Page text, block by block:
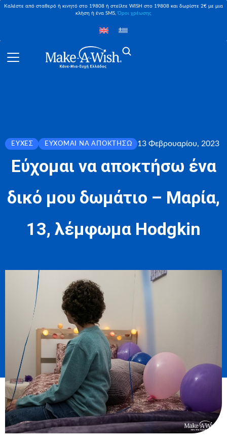
Καλέστε από σταθερό ή κινητό στο 19808 ή στείλτε WISH στο 19808 και δωρίστε 2€ με μια
κλήση ή ένα SMS,Όροι χρέωσης
ΕΥΧΈΣ ΕΎΧΟΜΑΙ ΝΑ ΑΠΟΚΤΉΣΩ 13 Φεβρουαρίου, 2023
Εύχομαι να αποκτήσω ένα
δικό μου δωμάτιο – Μαρία,
13, λέμφωμα Hodgkin